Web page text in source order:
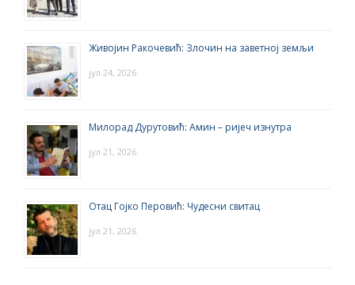
Живојин Ракочевић: Злочин на заветној земљи
јул 24, 2026
Милорад Дурутовић: Амин – ријеч изнутра
јул 21, 2026
Отац Гојко Перовић: Чудесни свитац
јул 21, 2026